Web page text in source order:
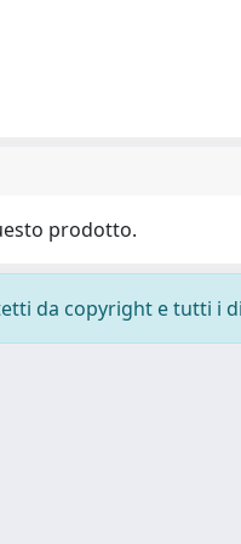
prodotto.
da copyright e tutti i